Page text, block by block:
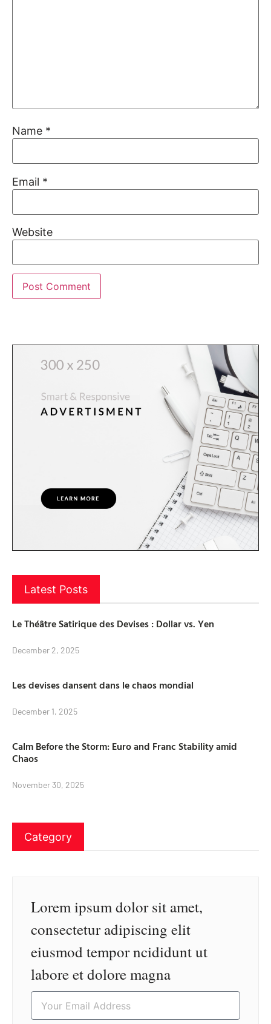
Name *
Email *
Website
Latest Posts
Le Théâtre Satirique des Devises : Dollar vs. Yen
December 2, 2025
Les devises dansent dans le chaos mondial
December 1, 2025
Calm Before the Storm: Euro and Franc Stability amid
Chaos
November 30, 2025
Category
Lorem ipsum dolor sit amet,
consectetur adipiscing elit
eiusmod tempor ncididunt ut
labore et dolore magna